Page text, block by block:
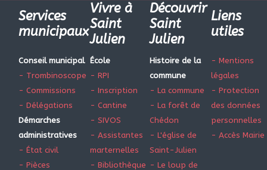
Services
municipaux
Vivre à
Saint
Julien
Découvrir
Saint
Julien
Liens
utiles
Conseil municipal
- Trombinoscope
- Commissions
- Délégations
Démarches
administratives
- État civil
- Pièces
École
- RPI
- Inscription
- Cantine
- SIVOS
- Assistantes
marternelles
- Bibliothèque
Histoire de la
commune
- La commune
- La forêt de
Chédon
- L'église de
Saint-Julien
- Le loup de
- Mentions
légales
- Protection
des données
personnelles
- Accès Mairie